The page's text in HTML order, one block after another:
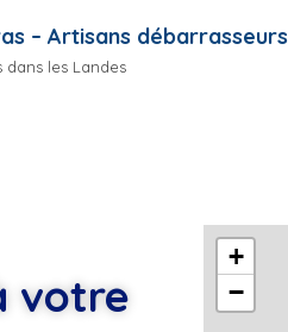
– Artisans débarrasseurs
dans les Landes
votre
+
−